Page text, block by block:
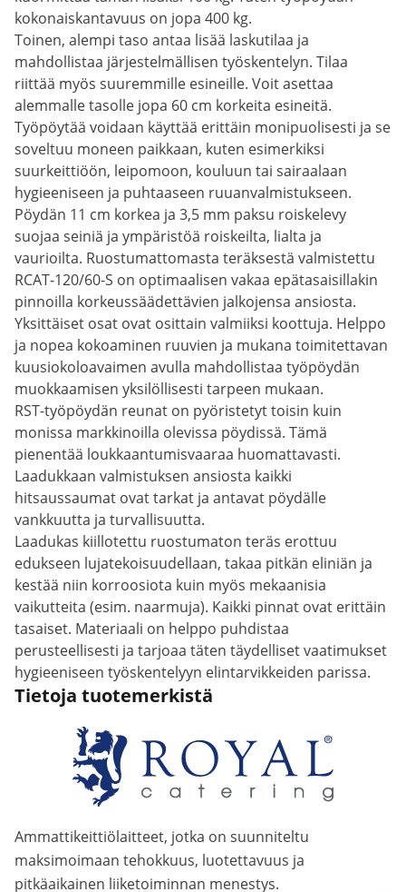
kokonaiskantavuus on jopa 400 kg.
Toinen, alempi taso antaa lisää laskutilaa ja
mahdollistaa järjestelmällisen työskentelyn. Tilaa
riittää myös suuremmille esineille. Voit asettaa
alemmalle tasolle jopa 60 cm korkeita esineitä.
Työpöytää voidaan käyttää erittäin monipuolisesti ja se
soveltuu moneen paikkaan, kuten esimerkiksi
suurkeittiöön, leipomoon, kouluun tai sairaalaan
hygieeniseen ja puhtaaseen ruuanvalmistukseen.
Pöydän 11 cm korkea ja 3,5 mm paksu roiskelevy
suojaa seiniä ja ympäristöä roiskeilta, lialta ja
vaurioilta. Ruostumattomasta teräksestä valmistettu
RCAT-120/60-S on optimaalisen vakaa epätasaisillakin
pinnoilla korkeussäädettävien jalkojensa ansiosta.
Yksittäiset osat ovat osittain valmiiksi koottuja. Helppo
ja nopea kokoaminen ruuvien ja mukana toimitettavan
kuusiokoloavaimen avulla mahdollistaa työpöydän
muokkaamisen yksilöllisesti tarpeen mukaan.
RST-työpöydän reunat on pyöristetyt toisin kuin
monissa markkinoilla olevissa pöydissä. Tämä
pienentää loukkaantumisvaaraa huomattavasti.
Laadukkaan valmistuksen ansiosta kaikki
hitsaussaumat ovat tarkat ja antavat pöydälle
vankkuutta ja turvallisuutta.
Laadukas kiillotettu ruostumaton teräs erottuu
edukseen lujatekoisuudellaan, takaa pitkän eliniän ja
kestää niin korroosiota kuin myös mekaanisia
vaikutteita (esim. naarmuja). Kaikki pinnat ovat erittäin
tasaiset. Materiaali on helppo puhdistaa
perusteellisesti ja tarjoaa täten täydelliset vaatimukset
hygieeniseen työskentelyyn elintarvikkeiden parissa.
Tietoja tuotemerkistä
Ammattikeittiölaitteet, jotka on suunniteltu
maksimoimaan tehokkuus, luotettavuus ja
pitkäaikainen liiketoiminnan menestys.